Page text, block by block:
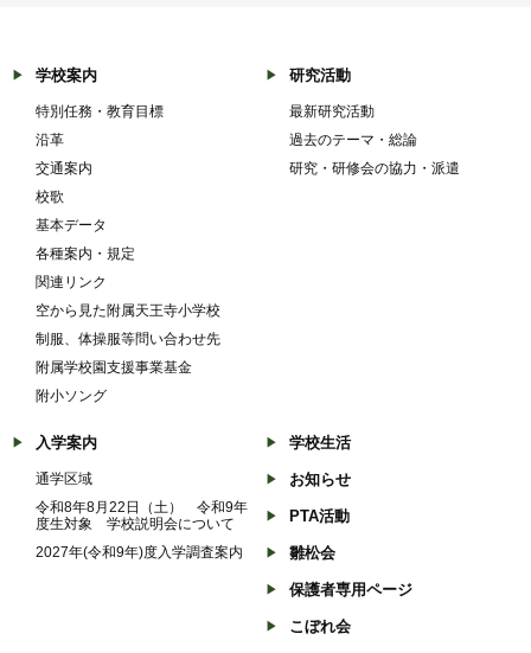
学校案内
特別任務・教育目標
沿革
交通案内
校歌
基本データ
各種案内・規定
関連リンク
空から見た附属天王寺小学校
制服、体操服等問い合わせ先
附属学校園支援事業基金
附小ソング
研究活動
最新研究活動
過去のテーマ・総論
研究・研修会の協力・派遣
入学案内
通学区域
令和8年8月22日（土） 令和9年
度生対象 学校説明会について
2027年(令和9年)度入学調査案内
学校生活
お知らせ
PTA活動
雛松会
保護者専用ページ
こぼれ会